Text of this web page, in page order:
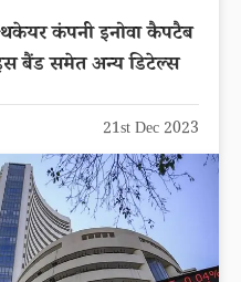
कंपनी इनोवा कैपटैब
बैंड समेत अन्य डिटेल्स
21st Dec 2023